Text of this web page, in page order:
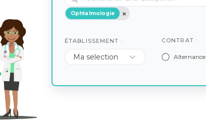
Ophtalmologie
ÉTABLISSEMENT : CONTRAT :
Alternance